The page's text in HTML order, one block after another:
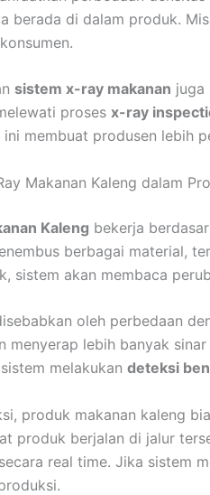
berada di dalam produk.
sistem x-ray makanan juga
proses x-ray
membuat produsen lebih
Makanan Kaleng dalam
Kaleng bekerja
berbagai material,
sistem akan membaca
oleh perbedaan
menyerap lebih banyak
melakukan deteksi
produk makanan kaleng
produk berjalan di jalur
real time. Jika sistem